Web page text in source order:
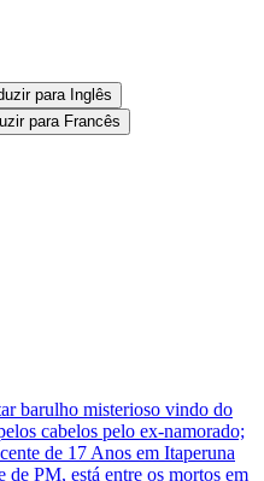
barulho misterioso vindo do
cabelos pelo ex-namorado;
de 17 Anos em Itaperuna
de PM, está entre os mortos em